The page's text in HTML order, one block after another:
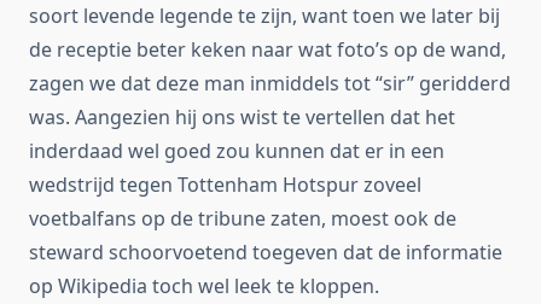
soort levende legende te zijn, want toen we later bij
de receptie beter keken naar wat foto’s op de wand,
zagen we dat deze man inmiddels tot “sir” geridderd
was. Aangezien hij ons wist te vertellen dat het
inderdaad wel goed zou kunnen dat er in een
wedstrijd tegen Tottenham Hotspur zoveel
voetbalfans op de tribune zaten, moest ook de
steward schoorvoetend toegeven dat de informatie
op Wikipedia toch wel leek te kloppen.